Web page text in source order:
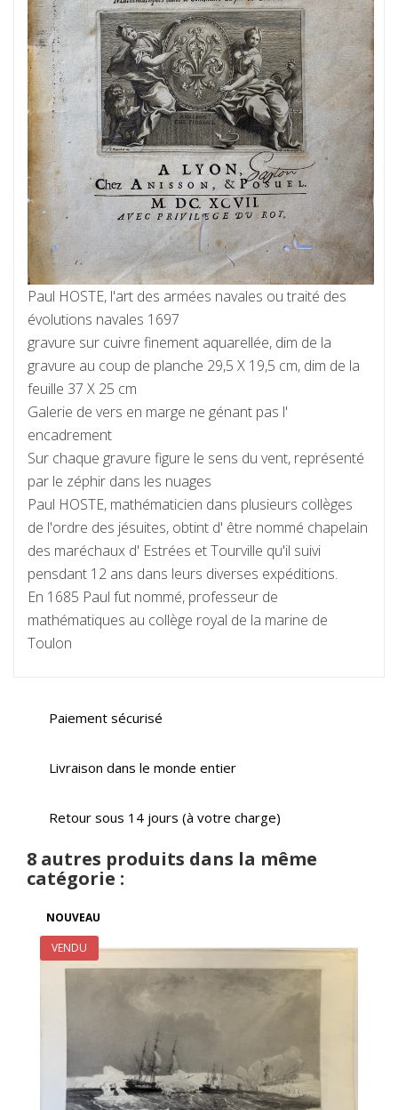
Paul HOSTE, l'art des armées navales ou traité des
évolutions navales 1697
gravure sur cuivre finement aquarellée, dim de la
gravure au coup de planche 29,5 X 19,5 cm, dim de la
feuille 37 X 25 cm
Galerie de vers en marge ne génant pas l'
encadrement
Sur chaque gravure figure le sens du vent, représenté
par le zéphir dans les nuages
Paul HOSTE, mathématicien dans plusieurs collèges
de l'ordre des jésuites, obtint d' être nommé chapelain
des maréchaux d' Estrées et Tourville qu'il suivi
pensdant 12 ans dans leurs diverses expéditions.
En 1685 Paul fut nommé, professeur de
mathématiques au collège royal de la marine de
Toulon
Paiement sécurisé
Livraison dans le monde entier
Retour sous 14 jours (à votre charge)
8 autres produits dans la même
catégorie :
NOUVEAU
VENDU